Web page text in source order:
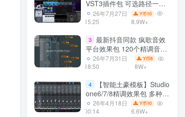
VST3插件包 可选路径一键
安装600个效果器合集v2.0
WiN 支持定制
26年7月27日
15:25
Y币10
8.9W+
3 最新抖音同款 疯歌音效
平台效果包 120个精调音效
包+软件自带170个音效
+600个插件 带安装教程全
26年7月31日
18:50
Y币8
8W+
4
【智能土豪模板】Studio
one6/7/8精调效果包 多种效
果模式可选 声卡调试好预设
模板 带插件全套文件
26年4月18日
00:14
Y币10
6.6W+